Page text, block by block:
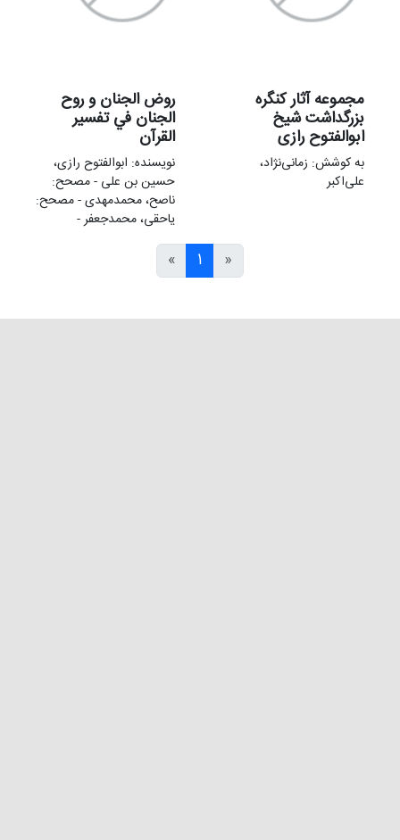
مجموعه آثار کنگره
بزرگداشت شیخ
ابوالفتوح رازی
به کوشش: زمانی‌نژاد،
علی‌اکبر
روض الجنان و روح
الجنان في تفسير
القرآن
نویسنده: ابو‌الفتوح رازی،
حسین بن علی - مصحح:
ناصح، محمدمهدی - مصحح:
یاحقی، محمدجعفر -
«
1
»